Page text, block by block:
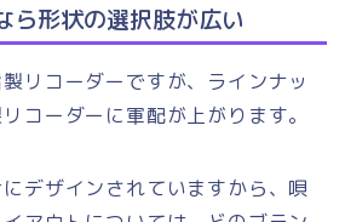
ら形状の選択肢が広い
リコーダーですが、ラインナッ
コーダーに軍配が上がります。
デザインされていますから、唄